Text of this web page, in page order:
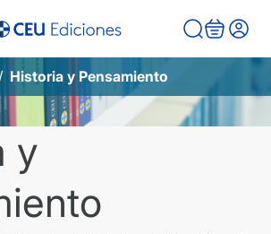
Historia y Pensamiento
y